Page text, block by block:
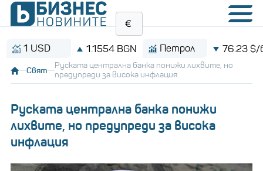
1.1554 BGN Петрол 76.23 $/барел
Свят
Руската централна банка понижи лихвите, но
предупреди за висока инфлация
Руската централна банка понижи
лихвите, но предупреди за висока
инфлация